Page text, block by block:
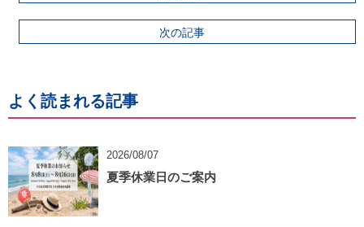
次の記事
よく読まれる記事
2026/08/07
夏季休業日のご案内